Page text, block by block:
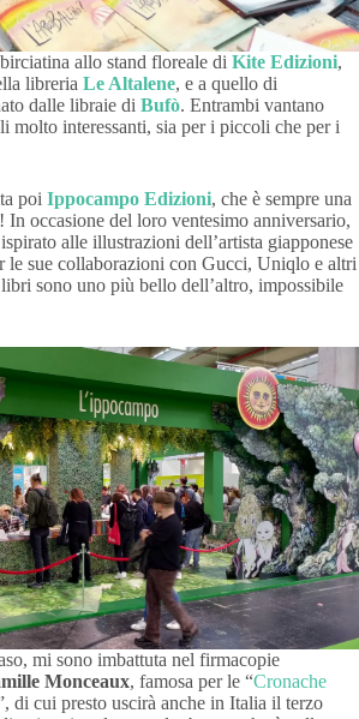
allo stand floreale di Kite Edizioni,
libreria Le Altalene, e a quello di
dalle libraie di Bufò. Entrambi vantano
molto interessanti, sia per i piccoli che per i
poi Ippocampo Edizioni, che è sempre una
occasione del loro ventesimo anniversario,
alle illustrazioni dell’artista giapponese
le sue collaborazioni con Gucci, Uniqlo e altri
sono uno più bello dell’altro, impossibile
mi sono imbattuta nel firmacopie
Monceaux, famosa per le “Cronache
di cui presto uscirà anche in Italia il terzo